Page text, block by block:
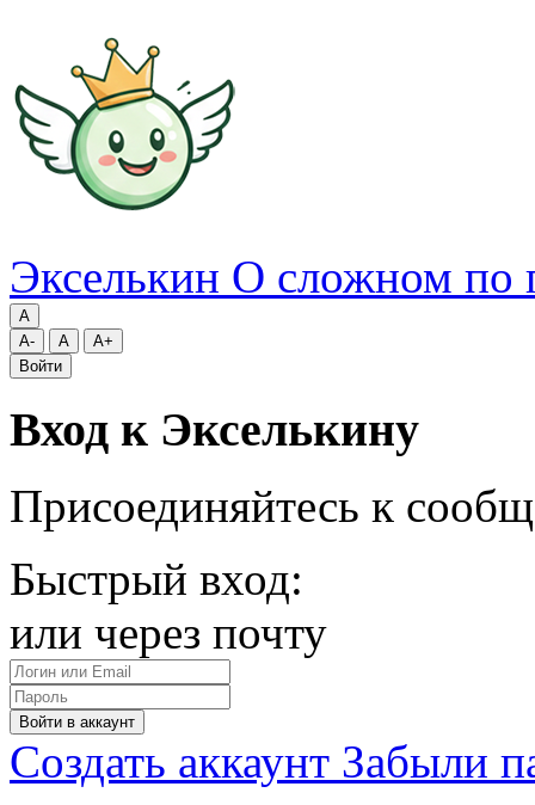
Экселькин О сложном по
A
A-
A
A+
Войти
Вход к Экселькину
Присоединяйтесь к
Быстрый вход:
или через почту
Войти в аккаунт
Создать аккаунт Забыли